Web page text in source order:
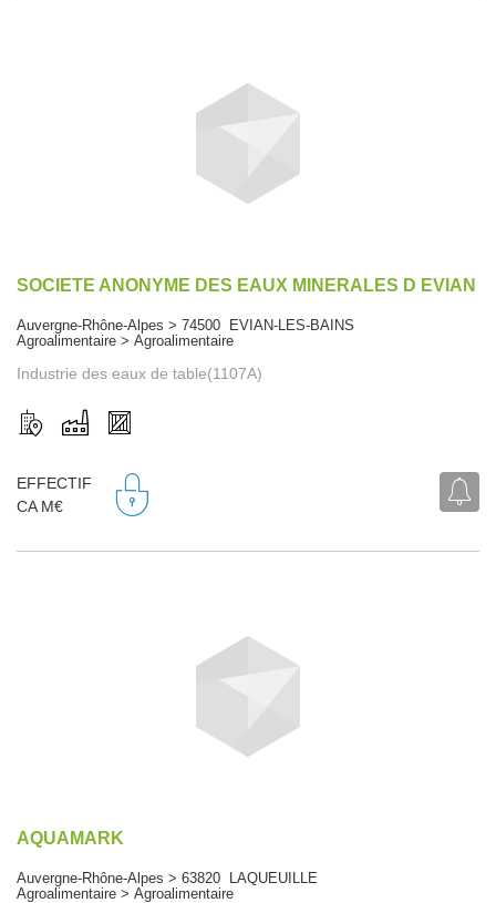
SOCIETE ANONYME DES EAUX MINERALES D EVIAN
Auvergne-Rhône-Alpes > 74500 EVIAN-LES-BAINS
Agroalimentaire > Agroalimentaire
Industrie des eaux de table(1107A)
EFFECTIF
CA M€
AQUAMARK
Auvergne-Rhône-Alpes > 63820 LAQUEUILLE
Agroalimentaire > Agroalimentaire